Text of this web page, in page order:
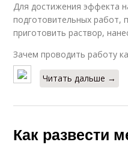
Для достижения эффекта
подготовительных работ,
приготовить раствор,
Зачем проводить работу
Читать дальше →
Как развести